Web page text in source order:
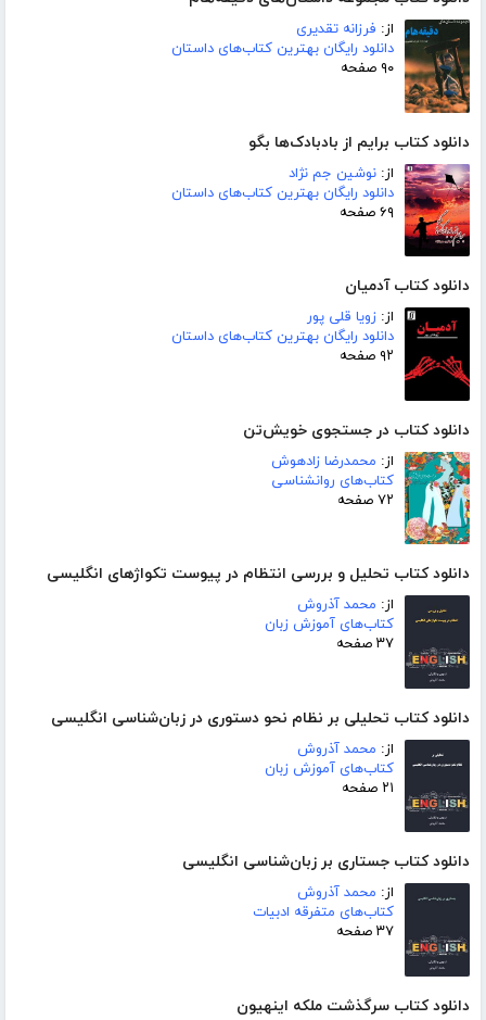
از: فرزانه تقدیری
دانلود رایگان بهترین کتاب‌های داستان
۹۰ صفحه
دانلود کتاب برایم از بادبادک‌ها بگو
از: نوشین جم نژاد
دانلود رایگان بهترین کتاب‌های داستان
۶۹ صفحه
دانلود کتاب آدمیان
از: زویا قلی پور
دانلود رایگان بهترین کتاب‌های داستان
۹۲ صفحه
دانلود کتاب در جستجوی خویش‌تن
از: محمدرضا زادهوش
کتاب‌های روانشناسی
۷۲ صفحه
دانلود کتاب تحلیل و بررسی انتظام در پیوست تکواژهای انگلیسی
از: محمد آذروش
کتاب‌های آموزش زبان
۳۷ صفحه
دانلود کتاب تحلیلی بر نظام نحو دستوری در زبان‌شناسی انگلیسی
از: محمد آذروش
کتاب‌های آموزش زبان
۲۱ صفحه
دانلود کتاب جستاری بر زبان‌شناسی انگلیسی
از: محمد آذروش
کتاب‌های متفرقه ادبیات
۳۷ صفحه
دانلود کتاب سرگذشت ملکه اینهیون